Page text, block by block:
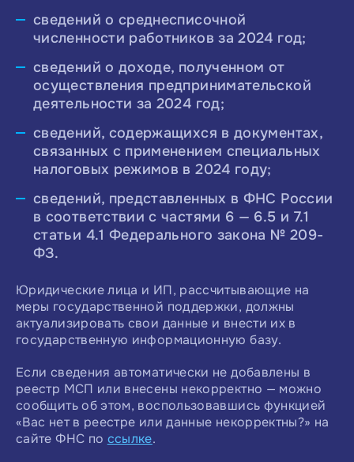
сведений о среднесписочной
численности работников за 2024 год;
сведений о доходе, полученном от
осуществления предпринимательской
деятельности за 2024 год;
сведений, содержащихся в документах,
связанных с применением специальных
налоговых режимов в 2024 году;
сведений, представленных в ФНС России
в соответствии с частями 6 — 6.5 и 7.1
статьи 4.1 Федерального закона № 209-
ФЗ.
Юридические лица и ИП, рассчитывающие на
меры государственной поддержки, должны
актуализировать свои данные и внести их в
государственную информационную базу.
Если сведения автоматически не добавлены в
реестр МСП или внесены некорректно — можно
сообщить об этом, воспользовавшись функцией
«Вас нет в реестре или данные некорректны?» на
сайте ФНС по ссылке.